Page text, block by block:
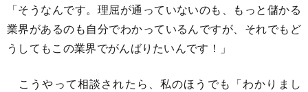
「そうなんです。理屈が通っていないのも、もっと儲かる
業界があるのも自分でわかっているんですが、それでもど
うしてもこの業界でがんばりたいんです！」
こうやって相談されたら、私のほうでも「わかりまし